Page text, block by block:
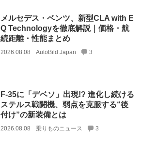
メルセデス・ベンツ、新型CLA with E
Q Technologyを徹底解説｜価格・航
続距離・性能まとめ
2026.08.08 AutoBild Japan 3
F-35に「デベソ」出現!? 進化し続ける
ステルス戦闘機、弱点を克服する“後
付け”の新装備とは
2026.08.08 乗りものニュース 3